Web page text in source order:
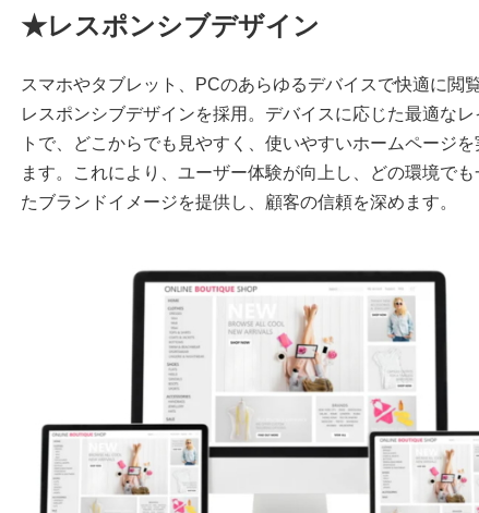
★レスポンシブデザイン
スマホやタブレット、PCのあらゆるデバイスで快適に閲
レスポンシブデザインを採用。デバイスに応じた最適なレ
トで、どこからでも見やすく、使いやすいホームページを
ます。これにより、ユーザー体験が向上し、どの環境でも
たブランドイメージを提供し、顧客の信頼を深めます。